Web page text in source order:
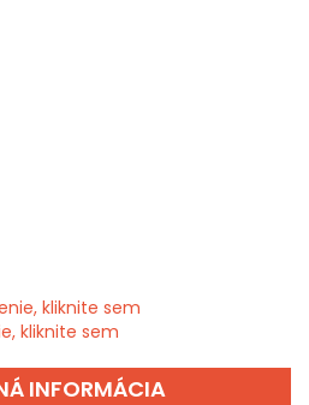
kliknite sem
kliknite sem
INFORMÁCIA